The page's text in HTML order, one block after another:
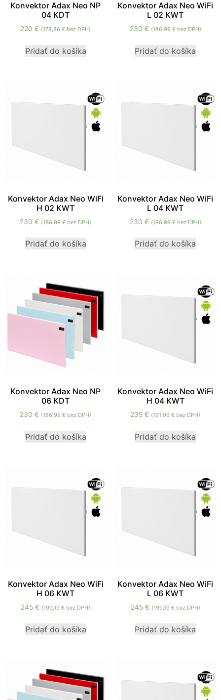
Konvektor Adax Neo NP
04 KDT
220€ (178,86€ bez DPH)
Pridať do košíka
Konvektor Adax Neo WiFi
L 02 KWT
230 € (186,99 €bez DPH)
Pridať do košíka
Konvektor Adax Neo WiFi
H 02 KWT
230€ (186,99€ bez DPH)
Pridať do košíka
Konvektor Adax Neo WiFi
L 04 KWT
230 € (186,99 €bez DPH)
Pridať do košíka
Konvektor Adax Neo NP
06 KDT
230€ (186,99€ bez DPH)
Pridať do košíka
Konvektor Adax Neo WiFi
H 04 KWT
235€ (191,06€ bez DPH)
Pridať do košíka
Konvektor Adax Neo WiFi
H 06 KWT
245€ (199,19€ bez DPH)
Pridať do košíka
Konvektor Adax Neo WiFi
L 06 KWT
245 € (199,19 €bez DPH)
Pridať do košíka
Štatistiky
Aby sme
zlepšiť
základe
In order for our
website to
as possible
visit. If you
the website.
Aby naša
stránka
čo
najlepšie.
súbory
odmietnete,
zmiznú.